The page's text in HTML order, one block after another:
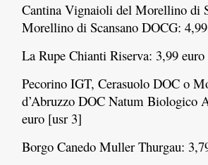
Cantina Vignaioli del Morellino di
Morellino di Scansano DOCG:
La Rupe Chianti Riserva: 3,99
Pecorino IGT, Cerasuolo DOC o
d’Abruzzo DOC Natum Biologico
euro [usr 3]
Borgo Canedo Muller Thurgau: